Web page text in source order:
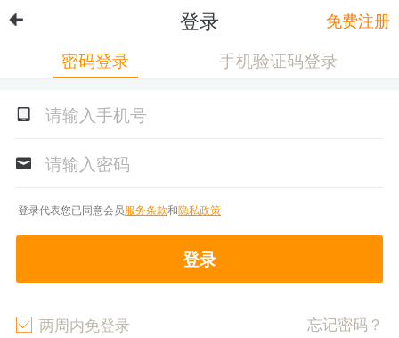
登录 免费注册
密码登录 手机验证码登录
登录代表您已同意会员服务条款和隐私政策
登录
两周内免登录 忘记密码？